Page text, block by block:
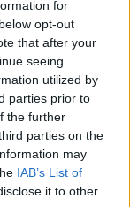
for
opt-out
that after your
seeing
utilized by
parties prior to
the further
parties on the
may
IAB’s List of
it to other